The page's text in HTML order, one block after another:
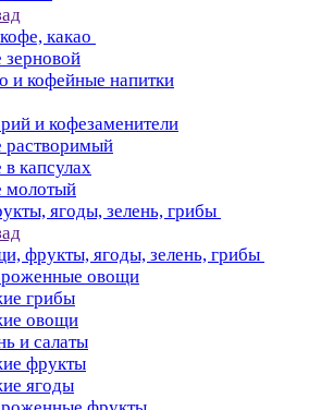
какао
и кофейные напитки
и кофезаменители
растворимый
капсулах
молотый
ягоды, зелень, грибы
фрукты, ягоды, зелень, грибы
овощи
грибы
овощи
и салаты
фрукты
ягоды